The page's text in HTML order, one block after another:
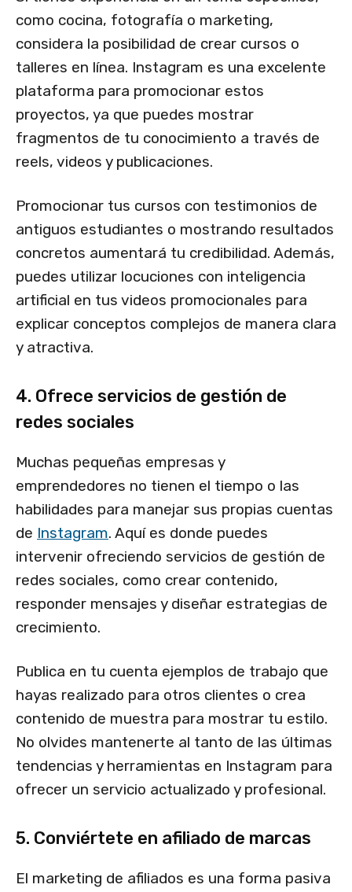
como cocina, fotografía o marketing,
considera la posibilidad de crear cursos o
talleres en línea. Instagram es una excelente
plataforma para promocionar estos
proyectos, ya que puedes mostrar
fragmentos de tu conocimiento a través de
reels, videos y publicaciones.
Promocionar tus cursos con testimonios de
antiguos estudiantes o mostrando resultados
concretos aumentará tu credibilidad. Además,
puedes utilizar locuciones con inteligencia
artificial en tus videos promocionales para
explicar conceptos complejos de manera clara
y atractiva.
4. Ofrece servicios de gestión de
redes sociales
Muchas pequeñas empresas y
emprendedores no tienen el tiempo o las
habilidades para manejar sus propias cuentas
de Instagram. Aquí es donde puedes
intervenir ofreciendo servicios de gestión de
redes sociales, como crear contenido,
responder mensajes y diseñar estrategias de
crecimiento.
Publica en tu cuenta ejemplos de trabajo que
hayas realizado para otros clientes o crea
contenido de muestra para mostrar tu estilo.
No olvides mantenerte al tanto de las últimas
tendencias y herramientas en Instagram para
ofrecer un servicio actualizado y profesional.
5. Conviértete en afiliado de marcas
El marketing de afiliados es una forma pasiva